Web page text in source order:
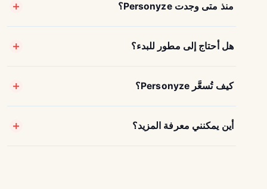
منذ متى وجدت Personyze؟
هل أحتاج إلى مطور للبدء؟
كيف تُسعَّر Personyze؟
أين يمكنني معرفة المزيد؟